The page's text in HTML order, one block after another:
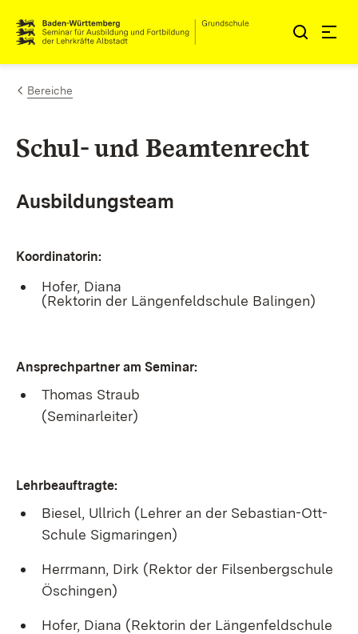
Zum Inhalt springen
Link zur Startseite
Bereiche
Schul- und Beamtenrecht
Ausbildungsteam
Koordinatorin:
Hofer, Diana
(Rektorin der Längenfeldschule Balingen)
Ansprechpartner am Seminar:
Thomas Straub
(Seminarleiter)
Lehrbeauftragte:
Biesel, Ullrich (Lehrer an der Sebastian-Ott-
Schule Sigmaringen)
Herrmann, Dirk (Rektor der Filsenbergschule
Öschingen)
Hofer, Diana (Rektorin der Längenfeldschule